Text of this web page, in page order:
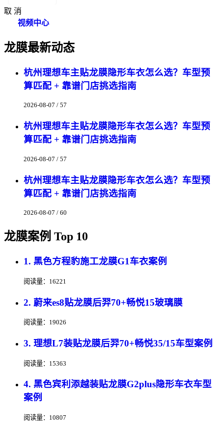
取 消
视频中心
龙膜最新动态
杭州理想车主贴龙膜隐形车衣怎么选？车型预
算匹配 + 靠谱门店挑选指南
2026-08-07 / 57
杭州理想车主贴龙膜隐形车衣怎么选？车型预
算匹配 + 靠谱门店挑选指南
2026-08-07 / 57
杭州理想车主贴龙膜隐形车衣怎么选？车型预
算匹配 + 靠谱门店挑选指南
2026-08-07 / 60
龙膜案例 Top 10
1. 黑色方程豹施工龙膜G1车衣案例
阅读量：16221
2. 蔚来es8贴龙膜后羿70+畅悦15玻璃膜
阅读量：19026
3. 理想L7装贴龙膜后羿70+畅悦35/15车型案例
阅读量：15363
4. 黑色宾利添越装贴龙膜G2plus隐形车衣车型
案例
阅读量：10807